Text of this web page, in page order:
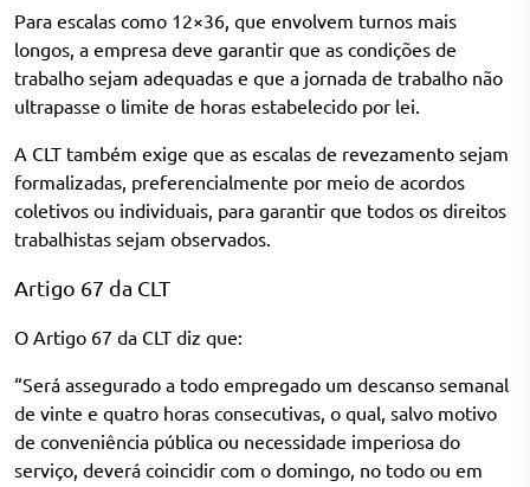
Para escalas como 12×36, que envolvem turnos mais
longos, a empresa deve garantir que as condições de
trabalho sejam adequadas e que a jornada de trabalho não
ultrapasse o limite de horas estabelecido por lei.
A CLT também exige que as escalas de revezamento sejam
formalizadas, preferencialmente por meio de acordos
coletivos ou individuais, para garantir que todos os direitos
trabalhistas sejam observados.
Artigo 67 da CLT
O Artigo 67 da CLT diz que:
“Será assegurado a todo empregado um descanso semanal
de vinte e quatro horas consecutivas, o qual, salvo motivo
de conveniência pública ou necessidade imperiosa do
serviço, deverá coincidir com o domingo, no todo ou em